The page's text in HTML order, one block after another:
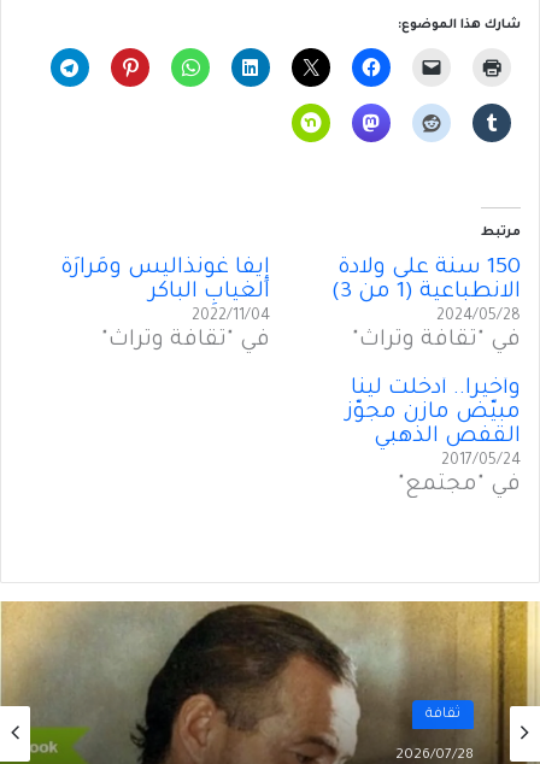
شارك هذا الموضوع:
مرتبط
150 سنة على ولادة
الانطباعية (1 من 3)
2024/05/28
في "ثقافة وتراث"
إِيفا غونذاليس ومَرارَةُ
الغيابِ الباكر
2022/11/04
في "ثقافة وتراث"
وأخيراً.. أدخَلَت لينا
مبيّض مازن مجوّز
القفص الذهبي
2017/05/24
في "مجتمع"
ثقافة
2026/07/28